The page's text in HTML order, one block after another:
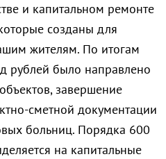
и капитальном ремонте
созданы для
жителям. По итогам
рублей было направлено
завершение
сметной документации
больниц. Порядка 600
на капитальные